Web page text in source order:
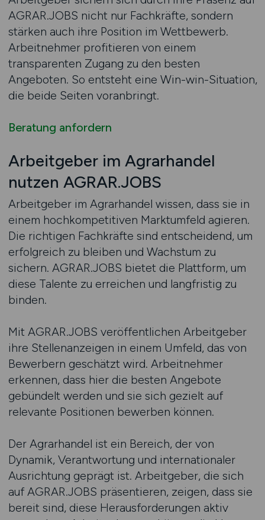
AGRAR.JOBS nicht nur Fachkräfte, sondern
stärken auch ihre Position im Wettbewerb.
Arbeitnehmer profitieren von einem
transparenten Zugang zu den besten
Angeboten. So entsteht eine Win-win-Situation,
die beide Seiten voranbringt.
Beratung anfordern
Arbeitgeber im Agrarhandel
nutzen AGRAR.JOBS
Arbeitgeber im Agrarhandel wissen, dass sie in
einem hochkompetitiven Marktumfeld agieren.
Die richtigen Fachkräfte sind entscheidend, um
erfolgreich zu bleiben und Wachstum zu
sichern. AGRAR.JOBS bietet die Plattform, um
diese Talente zu erreichen und langfristig zu
binden.
Mit AGRAR.JOBS veröffentlichen Arbeitgeber
ihre Stellenanzeigen in einem Umfeld, das von
Bewerbern geschätzt wird. Arbeitnehmer
erkennen, dass hier die besten Angebote
gebündelt werden und sie sich gezielt auf
relevante Positionen bewerben können.
Der Agrarhandel ist ein Bereich, der von
Dynamik, Verantwortung und internationaler
Ausrichtung geprägt ist. Arbeitgeber, die sich
auf AGRAR.JOBS präsentieren, zeigen, dass sie
bereit sind, diese Herausforderungen aktiv